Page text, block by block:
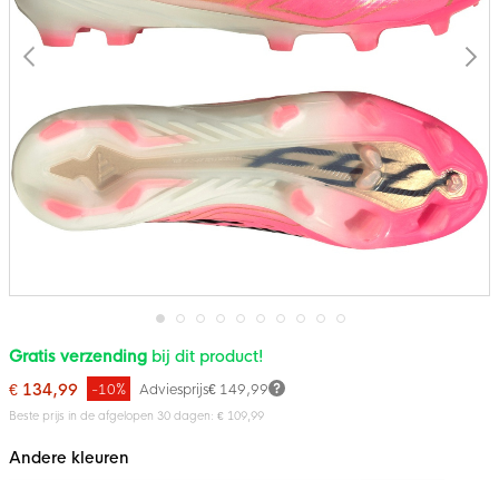
Ga
naar
begin
van
gallerij
Gratis verzending bij dit product!
€ 134,99
Adviesprijs€ 149,99
-10%
Beste prijs in de afgelopen 30 dagen: € 109,99
Andere kleuren